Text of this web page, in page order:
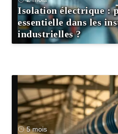
Isolation électrique :
essentielle dans les
industrielles ?
5 mois